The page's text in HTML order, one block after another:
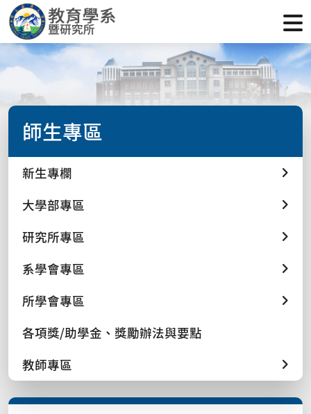
師生專區
新生專欄
大學部專區
研究所專區
系學會專區
所學會專區
各項獎/助學金、獎勵辦法與要點
教師專區